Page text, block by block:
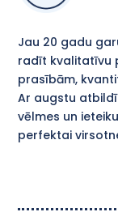
Jau 20 gadu
radīt kvalitatīvu
prasībām,
Ar augstu
vēlmes un
perfektai